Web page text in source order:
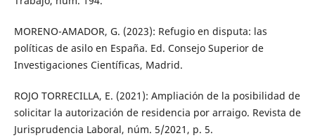
MORENO-AMADOR, G. (2023): Refugio en disputa: las
políticas de asilo en España. Ed. Consejo Superior de
Investigaciones Científicas, Madrid.
ROJO TORRECILLA, E. (2021): Ampliación de la posibilidad de
solicitar la autorización de residencia por arraigo. Revista de
Jurisprudencia Laboral, núm. 5/2021, p. 5.